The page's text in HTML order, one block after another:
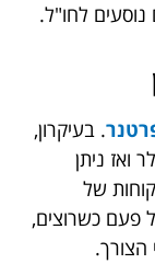
לחו"ל.
. בעיקרון,
ואז ניתן
של
פעם כשרוצים,